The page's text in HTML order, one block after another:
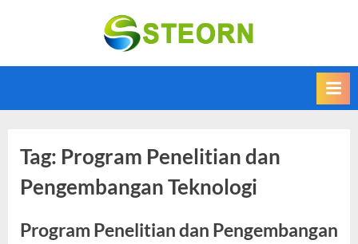
Informasi
Terkini dan
Informasi teknologi
terbaru dan
Tag: Program Penelitian dan
Pengembangan Teknologi
Program Penelitian dan Pengembangan